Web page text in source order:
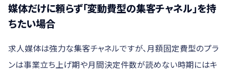
媒体だけに頼らず「変動費型の集客チャネル」を持
ちたい場合
求人媒体は強力な集客チャネルですが、月額固定費型のプラ
ンは事業立ち上げ期や月間決定件数が読めない時期にはキ